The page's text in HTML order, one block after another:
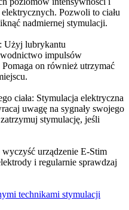
Pozwoli to ciału
nadmiernej stymulacji.
Użyj lubrykantu
impulsów
on również utrzymać
ciała: Stymulacja elektryczna
uwagę na sygnały swojego
stymulację, jeśli
urządzenie E-Stim
i regularnie sprawdzaj
technikami stymulacji